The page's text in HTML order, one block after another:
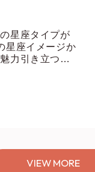
星座タイプが
星座イメージか
力引き立つス
VIEW MORE